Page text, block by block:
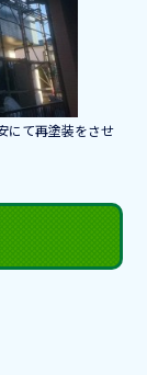
にて再塗装をさせ